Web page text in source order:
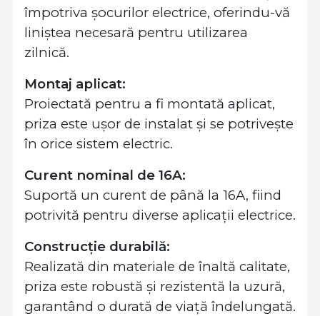
împotriva șocurilor electrice, oferindu-vă
liniștea necesară pentru utilizarea
zilnică.
Montaj aplicat:
Proiectată pentru a fi montată aplicat,
priza este ușor de instalat și se potrivește
în orice sistem electric.
Curent nominal de 16A:
Suportă un curent de până la 16A, fiind
potrivită pentru diverse aplicații electrice.
Construcție durabilă:
Realizată din materiale de înaltă calitate,
priza este robustă și rezistentă la uzură,
garantând o durată de viață îndelungată.